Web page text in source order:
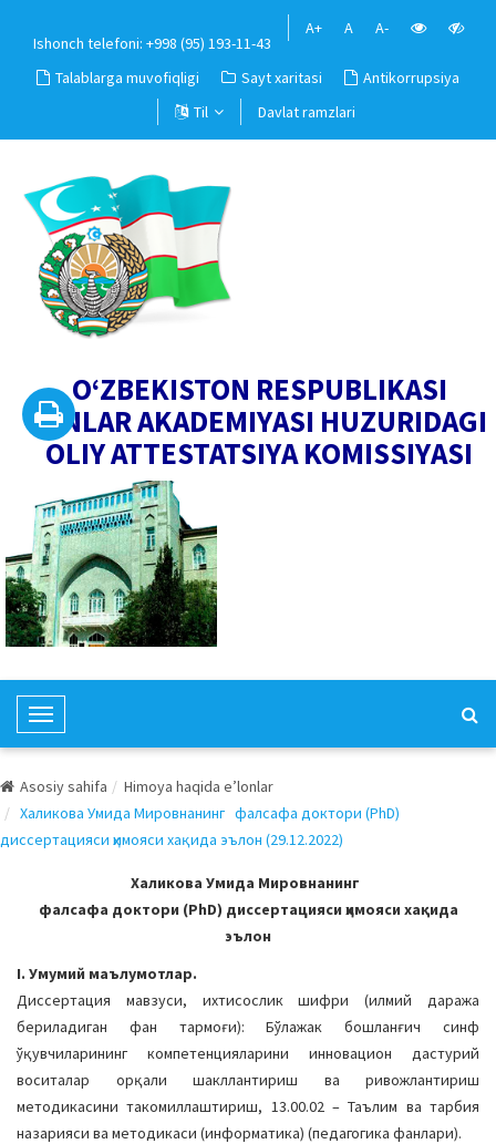
Ishonch telefoni: +998 (95) 193-11-43
A+ A A-
Talablarga muvofiqligi Sayt xaritasi
Antikorrupsiya
Til
Davlat ramzlari
O‘ZBEKISTON RESPUBLIKASI
FANLAR AKADEMIYASI HUZURIDAGI
OLIY ATTESTATSIYA KOMISSIYASI
T
o
g
l
e
a
g
a
t
i
o
n
Asosiy sahifa
Himoya haqida e’lonlar
Халикова Умида Мировнанинг фалсафа доктори (РhD)
диссертацияси ҳимояси хақида эълон (29.12.2022)
Халикова Умида Мировнанинг
фалсафа доктори (РhD) диссертацияси ҳимояси хақида
эълон
I. Умумий маълумотлар.
Диссертация мавзуси, ихтисослик шифри (илмий даража
бериладиган фан тармоғи): Бўлажак бошланғич синф
ўқувчиларининг компетенцияларини инновацион дастурий
воситалар орқали шакллантириш ва ривожлантириш
методикасини такомиллаштириш, 13.00.02 – Таълим ва тарбия
назарияси ва методикаси (информатика) (педагогика фанлари).